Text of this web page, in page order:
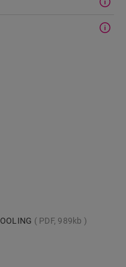
PDF, 989kb